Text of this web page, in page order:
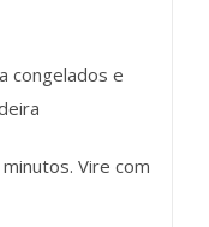
congelados e
Vire com